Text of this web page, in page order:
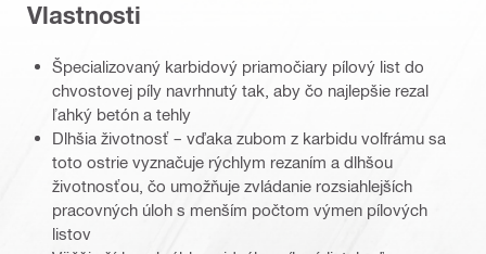
Vlastnosti
Špecializovaný karbidový priamočiary pílový list do
chvostovej píly navrhnutý tak, aby čo najlepšie rezal
ľahký betón a tehly
Dlhšia životnosť – vďaka zubom z karbidu volfrámu sa
toto ostrie vyznačuje rýchlym rezaním a dlhšou
životnosťou, čo umožňuje zvládanie rozsiahlejších
pracovných úloh s menším počtom výmen pílových
listov